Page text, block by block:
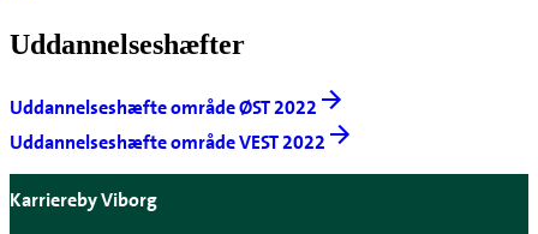
Uddannelseshæfter
Uddannelseshæfte område ØST 2022
Uddannelseshæfte område VEST 2022
Karriereby Viborg